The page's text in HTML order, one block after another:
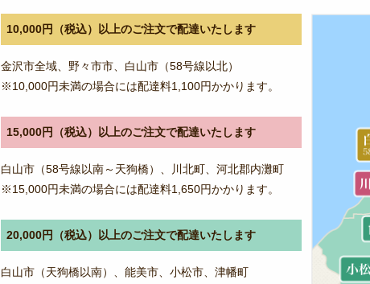
ョ
ン
10,000円（税込）以上のご注文で配達いたします
金沢市全域、野々市市、白山市（58号線以北）
※10,000円未満の場合には配達料1,100円かかります。
15,000円（税込）以上のご注文で配達いたします
白山市（58号線以南～天狗橋）、川北町、河北郡内灘町
※15,000円未満の場合には配達料1,650円かかります。
20,000円（税込）以上のご注文で配達いたします
白山市（天狗橋以南）、能美市、小松市、津幡町